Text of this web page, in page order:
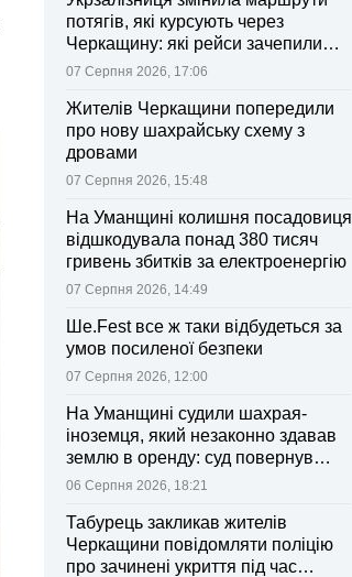
потягів, які курсують через
Черкащину: які рейси зачепили
зміни
07 Серпня 2026, 17:06
Жителів Черкащини попередили
про нову шахрайську схему з
дровами
07 Серпня 2026, 15:48
На Уманщині колишня посадовиця
відшкодувала понад 380 тисяч
гривень збитків за електроенергію
07 Серпня 2026, 14:49
Ше.Fest все ж таки відбудеться за
умов посиленої безпеки
07 Серпня 2026, 12:00
На Уманщині судили шахрая-
іноземця, який незаконно здавав
землю в оренду: суд повернув
ділянки громаді
06 Серпня 2026, 18:21
Табурець закликав жителів
Черкащини повідомляти поліцію
про зачинені укриття під час